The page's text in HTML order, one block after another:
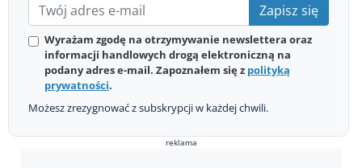
Zapisz się
Wyrażam zgodę na otrzymywanie newslettera oraz
informacji handlowych drogą elektroniczną na
podany adres e-mail. Zapoznałem się z polityką
prywatności.
Możesz zrezygnować z subskrypcji w każdej chwili.
reklama